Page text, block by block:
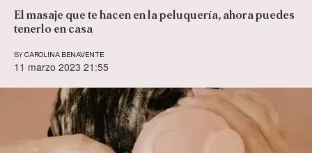
El masaje que te hacen en la peluquería, ahora puedes
tenerlo en casa
BY CAROLINA BENAVENTE
11 marzo 2023 21:55